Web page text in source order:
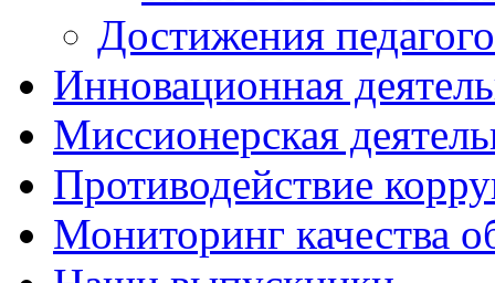
Достижения
Инновационная
Миссионерская
Противодействие
Мониторинг качества